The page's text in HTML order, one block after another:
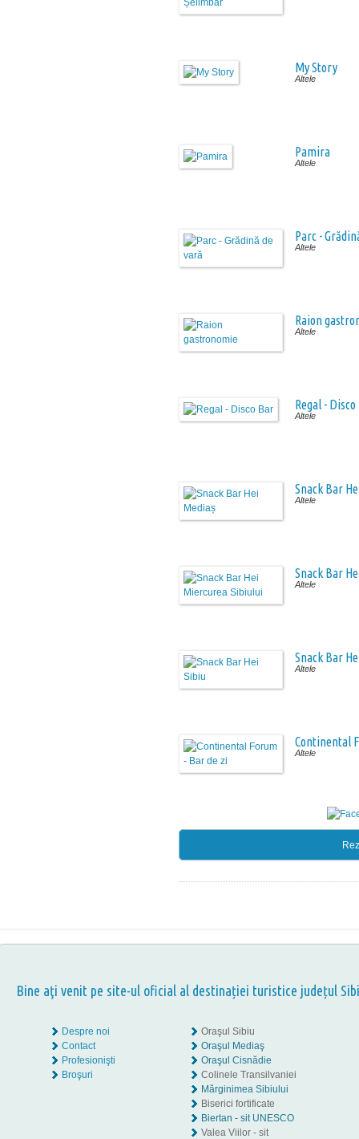
My Story
Altele
Pamira
Altele
Parc -
Altele
Raion
Altele
Regal -
Altele
Snack Bar
Altele
Snack Bar
Altele
Snack Bar
Altele
Continental
Altele
Bine aţi venit pe site-ul oficial al destinației turistice județul
Despre noi
Contact
Profesionişti
Broşuri
Oraşul Sibiu
Oraşul Mediaş
Oraşul Cisnădie
Colinele Transilvaniei
Mărginimea Sibiului
Biserici fortificate
Biertan - sit UNESCO
Valea Viilor - sit